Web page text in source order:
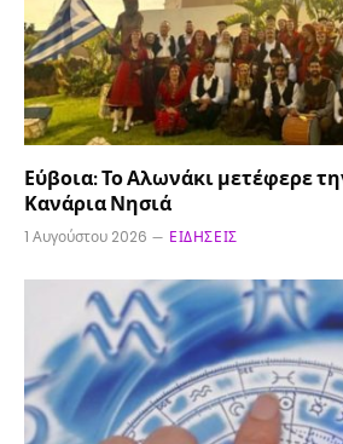
Εύβοια: Το Αλωνάκι μετέφερε
Κανάρια Νησιά
1 Αυγούστου 2026 ΕΙΔΉΣΕΙΣ